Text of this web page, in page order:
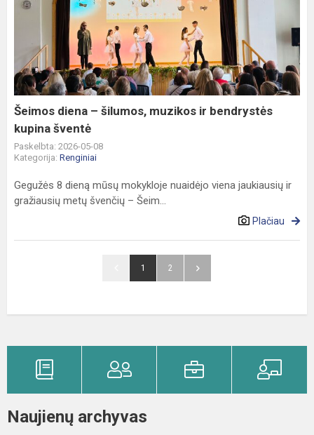
diena
šilumos,
muzikos
ir
bendrystės
kupina
šventė
Šeimos diena – šilumos, muzikos ir bendrystės
kupina šventė
Paskelbta: 2026-05-08
Kategorija: Renginiai
Gegužės 8 dieną mūsų mokykloje nuaidėjo viena jaukiausių ir
gražiausių metų švenčių – Šeim...
Plačiau
1 2
Naujienų archyvas